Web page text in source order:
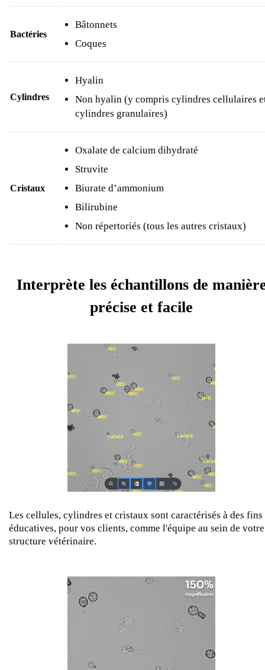
Bactéries
Bâtonnets
Coques
Cylindres
Hyalin
Non hyalin (y compris cylindres cellulaires
cylindres granulaires)
Cristaux
Oxalate de calcium dihydraté
Struvite
Biurate d’ammonium
Bilirubine
Non répertoriés (tous les autres cristaux)
Interprète les échantillons de
précise et facile
Les cellules, cylindres et cristaux sont caractérisés à des fins
éducatives, pour vos clients, comme l'équipe au sein de votre
structure vétérinaire.